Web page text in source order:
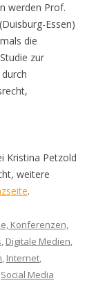
werden Prof.
Essen)
die
zur
Kristina Petzold
weitere
.
Konferenzen,
, Digitale Medien,
, Internet,
Social Media